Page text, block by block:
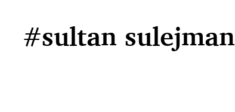
#sultan sulejman